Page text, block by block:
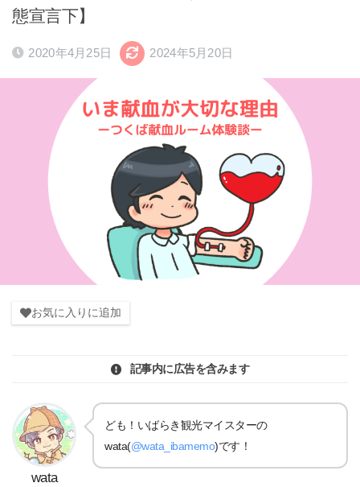
態宣言下】
2020年4月25日 2024年5月20日
お気に入りに追加
記事内に広告を含みます
wata
ども！いばらき観光マイスターの
wata(@wata_ibamemo)です！